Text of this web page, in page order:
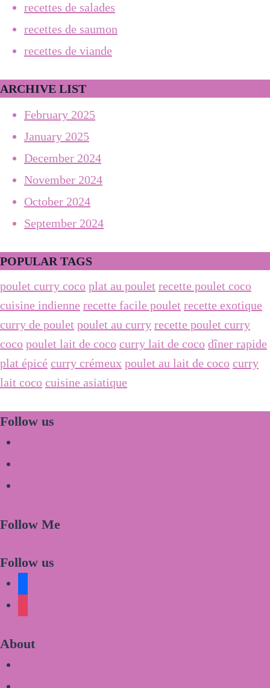
recettes de salades
recettes de saumon
recettes de viande
ARCHIVE LIST
February 2025
January 2025
December 2024
November 2024
October 2024
September 2024
POPULAR TAGS
poulet curry coco plat au poulet recette poulet coco
cuisine indienne recette facile poulet recette exotique
curry de poulet poulet au curry recette poulet curry
coco poulet lait de coco curry lait de coco dîner rapide
plat épicé curry crémeux poulet au lait de coco curry
lait coco cuisine asiatique
Follow us
Follow Me
Follow us
About